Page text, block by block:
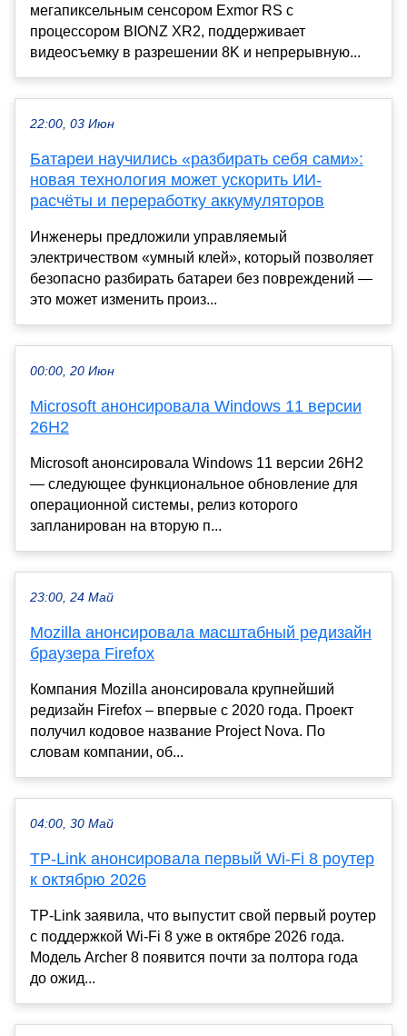
мегапиксельным сенсором Exmor RS с
процессором BIONZ XR2, поддерживает
видеосъемку в разрешении 8K и непрерывную...
22:00, 03 Июн
Батареи научились «разбирать себя сами»:
новая технология может ускорить ИИ-
расчёты и переработку аккумуляторов
Инженеры предложили управляемый
электричеством «умный клей», который позволяет
безопасно разбирать батареи без повреждений —
это может изменить произ...
00:00, 20 Июн
Microsoft анонсировала Windows 11 версии
26H2
Microsoft анонсировала Windows 11 версии 26H2
— следующее функциональное обновление для
операционной системы, релиз которого
запланирован на вторую п...
23:00, 24 Май
Mozilla анонсировала масштабный редизайн
браузера Firefox
Компания Mozilla анонсировала крупнейший
редизайн Firefox – впервые с 2020 года. Проект
получил кодовое название Project Nova. По
словам компании, об...
04:00, 30 Май
TP-Link анонсировала первый Wi‑Fi 8 роутер
к октябрю 2026
TP-Link заявила, что выпустит свой первый роутер
с поддержкой Wi‑Fi 8 уже в октябре 2026 года.
Модель Archer 8 появится почти за полтора года
до ожид...